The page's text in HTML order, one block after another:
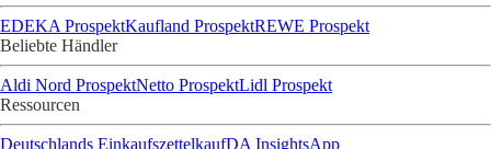
EDEKA ProspektKaufland ProspektREWE Prospekt
Beliebte Händler
Aldi Nord ProspektNetto ProspektLidl Prospekt
Ressourcen
Deutschlands EinkaufszettelkaufDA InsightsApp